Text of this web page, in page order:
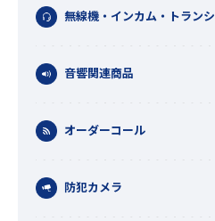
無線機・インカム・トラン
音響関連商品
オーダーコール
防犯カメラ